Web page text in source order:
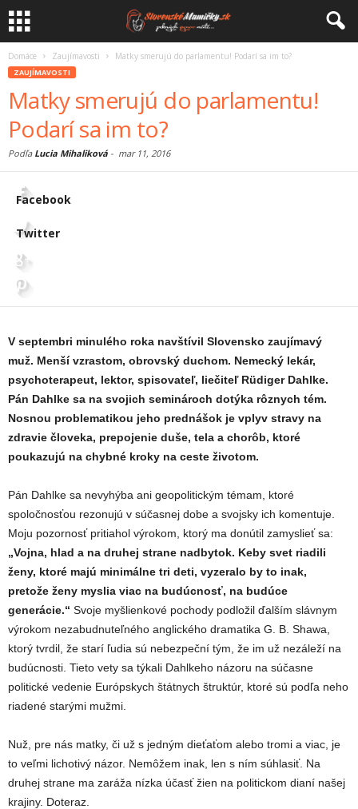
Domáce Zaujímavosti Matky smerujú do parlamentu! Podarí sa im to?
ZAUJÍMAVOSTI
Matky smerujú do parlamentu!
Podarí sa im to?
Podľa Lucia Mihaliková- mar 11, 2016
Facebook
Twitter
V septembri minulého roka navštívil Slovensko zaujímavý
muž. Menší vzrastom, obrovský duchom. Nemecký lekár,
psychoterapeut, lektor, spisovateľ, liečiteľ Rüdiger Dahlke.
Pán Dahlke sa na svojich seminároch dotýka rôznych tém.
Nosnou problematikou jeho prednášok je vplyv stravy na
zdravie človeka, prepojenie duše, tela a chorôb, ktoré
poukazujú na chybné kroky na ceste životom.
Pán Dahlke sa nevyhýba ani geopolitickým témam, ktoré
spoločnosťou rezonujú v súčasnej dobe a svojsky ich komentuje.
Moju pozornosť pritiahol výrokom, ktorý ma donútil zamyslieť sa:
„Vojna, hlad a na druhej strane nadbytok. Keby svet riadili
ženy, ktoré majú minimálne tri deti, vyzeralo by to inak,
pretože ženy myslia viac na budúcnosť, na budúce
generácie.“ Svoje myšlienkové pochody podložil ďalším slávnym
výrokom nezabudnuteľného anglického dramatika G. B. Shawa,
ktorý tvrdil, že starí ľudia sú nebezpeční tým, že im už nezáleží na
budúcnosti. Tieto vety sa týkali Dahlkeho názoru na súčasne
politické vedenie Európskych štátnych štruktúr, ktoré sú podľa neho
riadené starými mužmi.
Nuž, pre nás matky, či už s jedným dieťaťom alebo tromi a viac, je
to veľmi lichotivý názor. Nemôžem inak, len s ním súhlasiť. Na
druhej strane ma zaráža nízka účasť žien na politickom dianí našej
krajiny. Doteraz.